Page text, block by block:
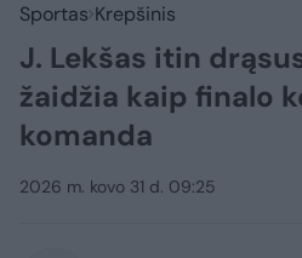
Sportas Krepšinis
J. Lekšas itin
žaidžia kaip finalo
komanda
2026 m. kovo 31 d. 09:25